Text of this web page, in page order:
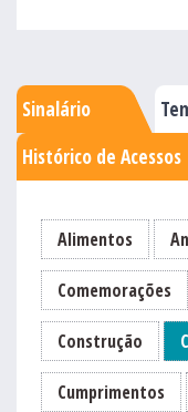
Sinalário
Histórico de Acessos
Alimentos
Comemorações
Construção
Cumprimentos